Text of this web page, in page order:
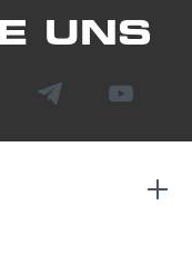
UNS